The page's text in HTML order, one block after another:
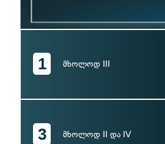
1 მხოლოდ III
3 მხოლოდ II და IV